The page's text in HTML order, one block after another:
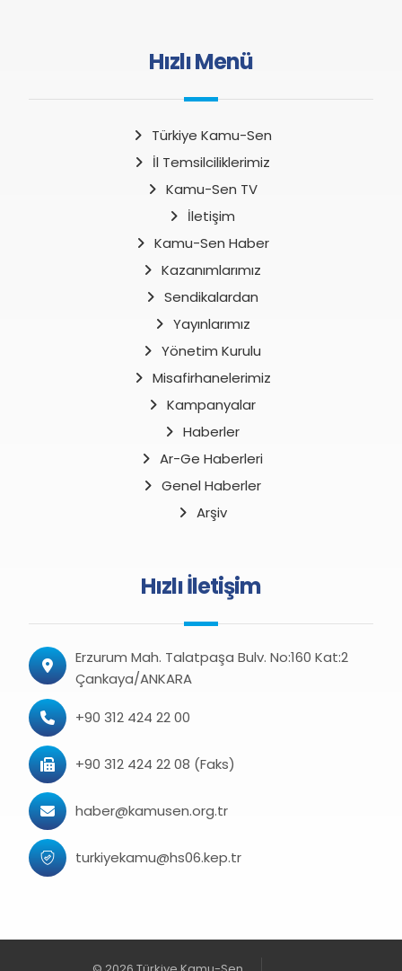
Hızlı Menü
Türkiye Kamu-Sen
İl Temsilciliklerimiz
Kamu-Sen TV
İletişim
Kamu-Sen Haber
Kazanımlarımız
Sendikalardan
Yayınlarımız
Yönetim Kurulu
Misafirhanelerimiz
Kampanyalar
Haberler
Ar-Ge Haberleri
Genel Haberler
Arşiv
Hızlı İletişim
Erzurum Mah. Talatpaşa Bulv. No:160 Kat:2
Çankaya/ANKARA
+90 312 424 22 00
+90 312 424 22 08 (Faks)
haber@kamusen.org.tr
turkiyekamu@hs06.kep.tr